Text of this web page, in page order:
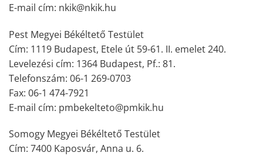
E-mail cím: nkik@nkik.hu
Pest Megyei Békéltető Testület
Cím: 1119 Budapest, Etele út 59-61. II. emelet 240.
Levelezési cím: 1364 Budapest, Pf.: 81.
Telefonszám: 06-1 269-0703
Fax: 06-1 474-7921
E-mail cím: pmbekelteto@pmkik.hu
Somogy Megyei Békéltető Testület
Cím: 7400 Kaposvár, Anna u. 6.